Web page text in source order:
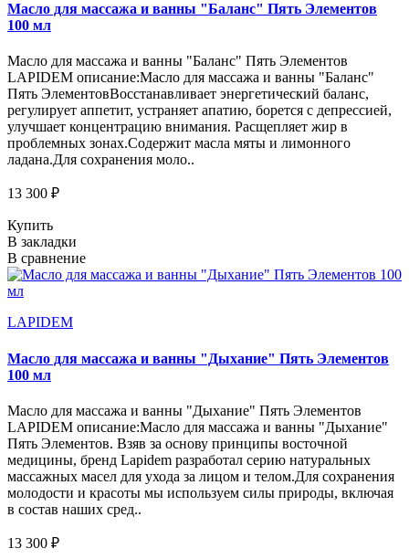
Масло для массажа и ванны "Баланс" Пять Элементов
100 мл
Масло для массажа и ванны "Баланс" Пять Элементов
LAPIDEM описание:Масло для массажа и ванны "Баланс"
Пять ЭлементовВосстанавливает энергетический баланс,
регулирует аппетит, устраняет апатию, борется с депрессией,
улучшает концентрацию внимания. Расщепляет жир в
проблемных зонах.Содержит масла мяты и лимонного
ладана.Для сохранения моло..
13 300 ₽
Купить
В закладки
В сравнение
LAPIDEM
Масло для массажа и ванны "Дыхание" Пять Элементов
100 мл
Масло для массажа и ванны "Дыхание" Пять Элементов
LAPIDEM описание:Масло для массажа и ванны "Дыхание"
Пять Элементов. Взяв за основу принципы восточной
медицины, бренд Lapidem разработал серию натуральных
массажных масел для ухода за лицом и телом.Для сохранения
молодости и красоты мы используем силы природы, включая
в состав наших сред..
13 300 ₽